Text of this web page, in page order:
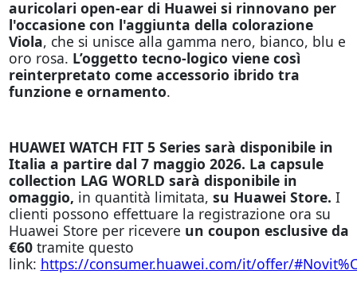
auricolari open-ear di Huawei si rinnovano per
l'occasione con l'aggiunta della colorazione
Viola, che si unisce alla gamma nero, bianco, blu e
oro rosa. L’oggetto tecno-logico viene così
reinterpretato come accessorio ibrido tra
funzione e ornamento.
HUAWEI WATCH FIT 5 Series sarà disponibile in
Italia a partire dal 7 maggio 2026. La capsule
collection LAG WORLD sarà disponibile in
omaggio, in quantità limitata, su Huawei Store. I
clienti possono effettuare la registrazione ora su
Huawei Store per ricevere un coupon esclusive da
€60tramite questo
link: https://consumer.huawei.com/it/offer/